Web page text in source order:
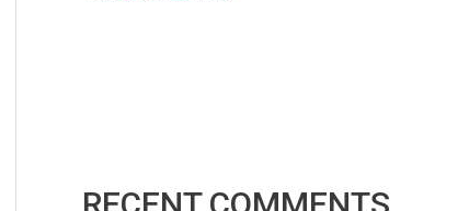
RECENT COMMENTS